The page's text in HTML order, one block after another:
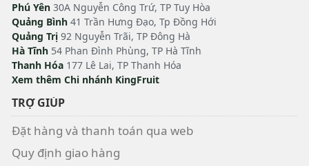
Phú Yên 30A Nguyễn Công Trứ, TP Tuy Hòa
Quảng Bình 41 Trần Hưng Đạo, Tp Đồng Hới
Quảng Trị 92 Nguyễn Trãi, TP Đông Hà
Hà Tĩnh 54 Phan Đình Phùng, TP Hà Tĩnh
Thanh Hóa 177 Lê Lai, TP Thanh Hóa
Xem thêm Chi nhánh KingFruit
TRỢ GIÚP
Đặt hàng và thanh toán qua web
Quy định giao hàng